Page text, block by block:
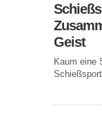
Geist
Kaum eine